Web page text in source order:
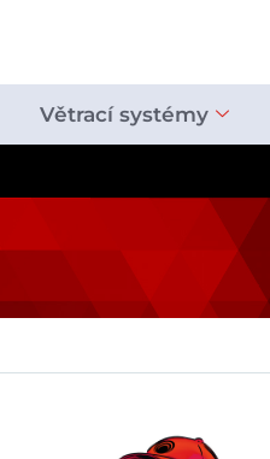
Větrací systémy